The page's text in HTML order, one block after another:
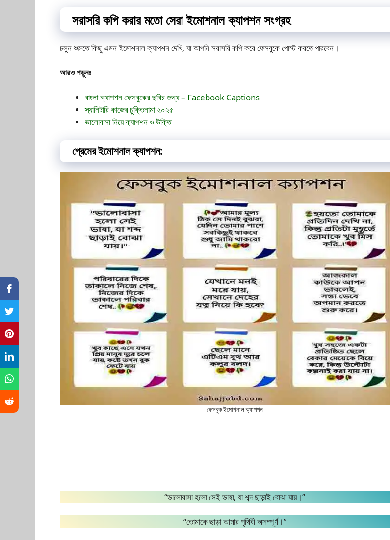
সরাসরি কপি করার মতো সেরা ইমোশনাল ক্যাপশন সংগ্রহ
চলুন শুরুতে কিছু এমন ইমোশনাল ক্যাপশন দেখি, যা আপনি সরাসরি কপি করে ফেসবুকে পোস্ট করতে পারবেন।
আরও পড়ুনঃ
বাংলা ক্যাপশন ফেসবুকের ছবির জন্য – Facebook Captions
স্যানিটারি কাজের চুক্তিনামা ২০২৫
ভালোবাসা নিয়ে ক্যাপশন ও উক্তি
প্রেমের ইমোশনাল ক্যাপশন:
ফেসবুক ইমোশনাল ক্যাপশন
“ভালোবাসা হলো সেই ভাষা, যা শব্দ ছাড়াই বোঝা যায়।”
“তোমাকে ছাড়া আমার পৃথিবী অসম্পূর্ণ।”